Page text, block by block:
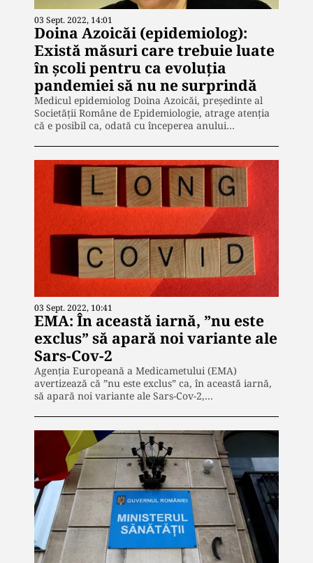
03 Sept. 2022, 14:01
Doina Azoicăi (epidemiolog):
Există măsuri care trebuie luate
în şcoli pentru ca evoluţia
pandemiei să nu ne surprindă
Medicul epidemiolog Doina Azoicăi, preşedinte al
Societăţii Române de Epidemiologie, atrage atenţia
că e posibil ca, odată cu începerea anului…
03 Sept. 2022, 10:41
EMA: În această iarnă, ”nu este
exclus” să apară noi variante ale
Sars-Cov-2
Agenția Europeană a Medicametului (EMA)
avertizează că ”nu este exclus” ca, în această iarnă,
să apară noi variante ale Sars-Cov-2,…